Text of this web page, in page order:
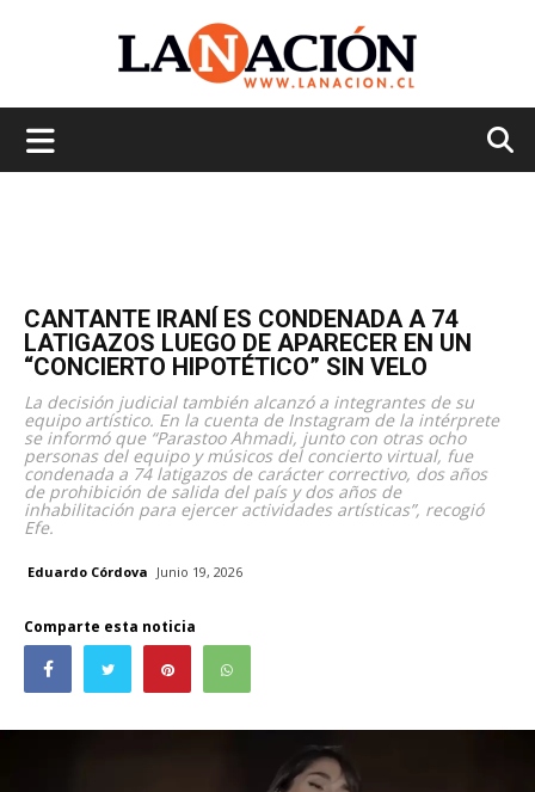
CANTANTE IRANÍ ES CONDENADA A 74
LATIGAZOS LUEGO DE APARECER EN UN
“CONCIERTO HIPOTÉTICO” SIN VELO
La decisión judicial también alcanzó a integrantes de su
equipo artístico. En la cuenta de Instagram de la intérprete
se informó que “Parastoo Ahmadi, junto con otras ocho
personas del equipo y músicos del concierto virtual, fue
condenada a 74 latigazos de carácter correctivo, dos años
de prohibición de salida del país y dos años de
inhabilitación para ejercer actividades artísticas”, recogió
Efe.
Eduardo Córdova Junio 19, 2026
Comparte esta noticia